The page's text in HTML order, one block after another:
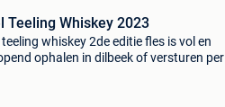
Teeling Whiskey 2023
teeling whiskey 2de editie fles is vol en
ophalen in dilbeek of versturen per